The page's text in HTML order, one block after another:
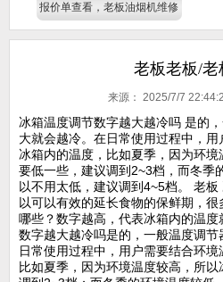
报价单查看，老板油烟机维修
老板老板/老
来源： 2025/7/7
冰箱温度调节数字越大越冷吗 是的
大就会越冷。在日常使用过程中，
冰箱内的温度，比如夏季，因为环
要低一些，建议调到2~3档，而冬季
以不用太低，建议调到4~5档。 老
以可以有效的延长食物的保鲜期，
哪些？数字越高，代表冰箱内的温
数字越大越冷吗是的，一般温度调
日常使用过程中，用户需要结合环境
比如夏季，因为环境温度较高，所